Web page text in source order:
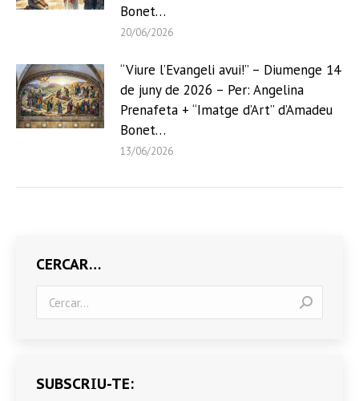
Bonet…
20/06/2026
“Viure l’Evangeli avui!” – Diumenge 14
de juny de 2026 – Per: Angelina
Prenafeta + “Imatge d’Art” d’Amadeu
Bonet…
13/06/2026
CERCAR…
SUBSCRIU-TE: